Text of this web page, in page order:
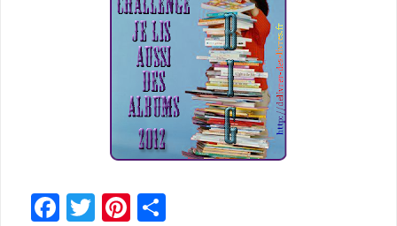
F
T
Pi